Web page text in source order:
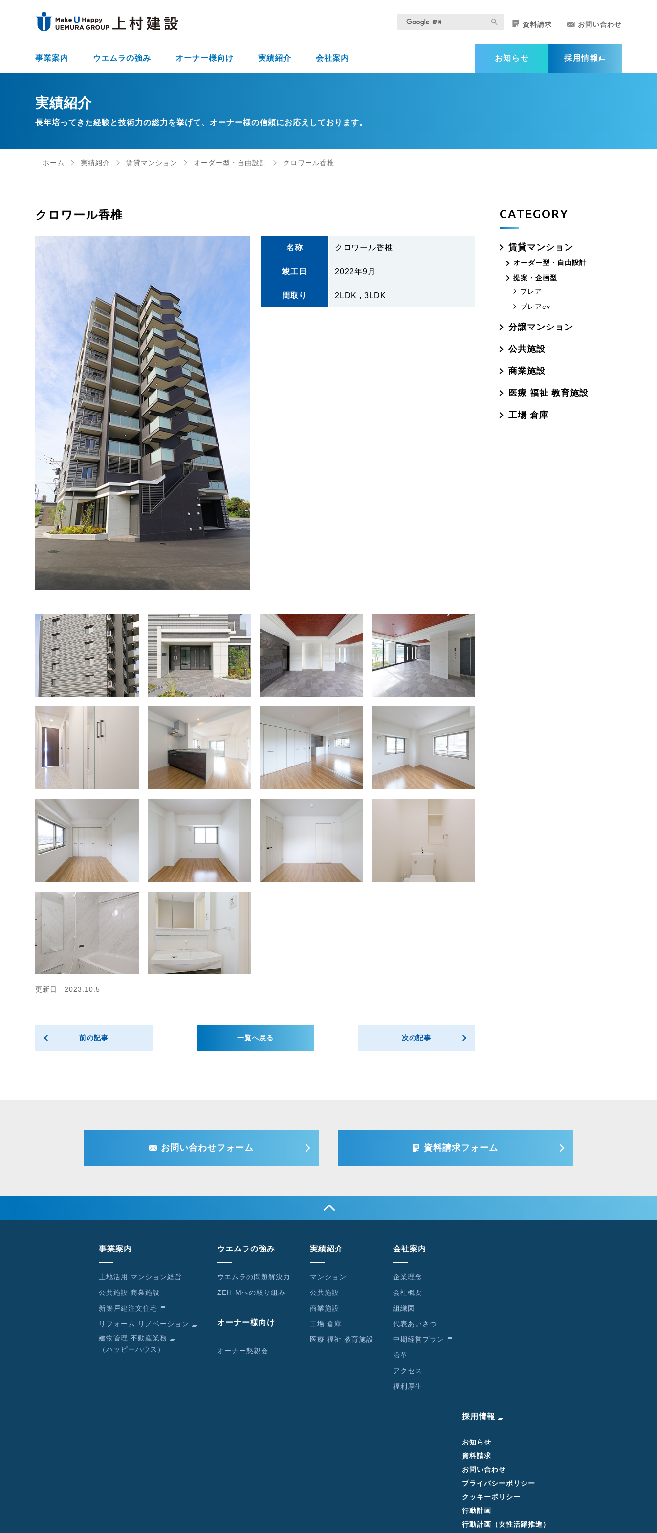
事業案内 ウエムラの強み オーナー様向け 実績紹介 会社案内 お知らせ 採用情報
資料請求 お問い合わせ
実績紹介
長年培ってきた経験と技術力の総力を挙げて、オーナー様の信頼にお応えしております。
ホーム 実績紹介 賃貸マンション オーダー型・自由設計 クロワール香椎
クロワール香椎
名称 クロワール香椎
竣工日 2022年9月
間取り 2LDK , 3LDK
更新日 2023.10.5
前の記事 一覧へ戻る 次の記事
CATEGORY
賃貸マンション
オーダー型・自由設計
提案・企画型
プレア
プレアev
分譲マンション
公共施設
商業施設
医療 福祉 教育施設
工場 倉庫
お問い合わせフォーム 資料請求フォーム
事業案内
土地活用 マンション経営
公共施設 商業施設
新築戸建注文住宅
リフォーム リノベーション
建物管理 不動産業務
（ハッピーハウス）
ウエムラの強み
ウエムラの問題解決力
ZEH-Mへの取り組み
オーナー様向け
オーナー懇親会
実績紹介
マンション
公共施設
商業施設
工場 倉庫
医療 福祉 教育施設
会社案内
企業理念
会社概要
組織図
代表あいさつ
中期経営プラン
沿革
アクセス
福利厚生
採用情報
お知らせ
資料請求
お問い合わせ
プライバシーポリシー
クッキーポリシー
行動計画
行動計画（女性活躍推進）